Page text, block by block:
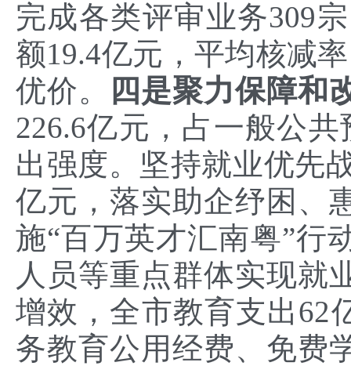
完成各类评审业务309
额19.4亿元，平均核减
优价。
四是聚力保障和
226.6亿元，占一般公
出强度。坚持就业优先
亿元，落实助企纾困、
施“百万英才汇南粤”行
人员等重点群体实现就
增效，全市教育支出62
务教育公用经费、免费